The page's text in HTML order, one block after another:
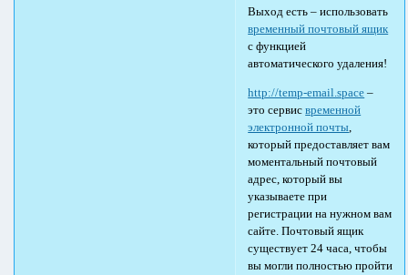
Выход есть – использовать
временный почтовый ящик
с функцией
автоматического удаления!
http://temp-email.space –
это сервисвременной
электронной почты
который предоставляет вам
моментальный почтовый
адрес, который вы
указываете при
регистрации на нужном вам
сайте. Почтовый ящик
существует 24 часа, чтобы
вы могли полностью пройти